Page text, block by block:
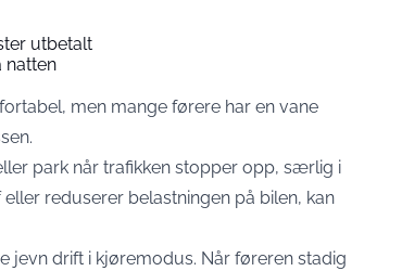
utbetalt
natten
men mange førere har en vane
park når trafikken stopper opp, særlig i
reduserer belastningen på bilen, kan
jevn drift i kjøremodus. Når føreren stadig